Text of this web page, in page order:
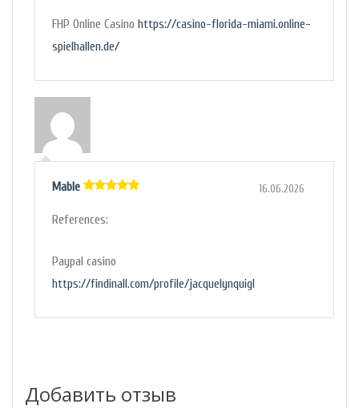
FHP Online Casino https://casino-florida-miami.online-
spielhallen.de/
Mable
16.06.2026
References:
Paypal casino
https://findinall.com/profile/jacquelynquigl
Добавить отзыв